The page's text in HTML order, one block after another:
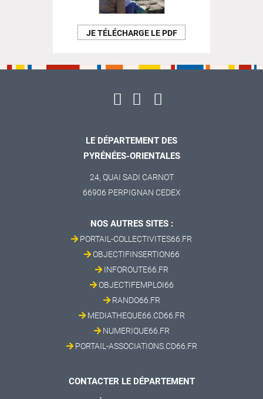
JE TÉLÉCHARGE LE PDF
LE DÉPARTEMENT DES
PYRÉNÉES-ORIENTALES
24, QUAI SADI CARNOT
66906 PERPIGNAN CEDEX
NOS AUTRES SITES :
PORTAIL-COLLECTIVITES66.FR
OBJECTIFINSERTION66
INFOROUTE66.FR
OBJECTIFEMPLOI66
RANDO66.FR
MEDIATHEQUE66.CD66.FR
NUMERIQUE66.FR
PORTAIL-ASSOCIATIONS.CD66.FR
CONTACTER LE DÉPARTEMENT